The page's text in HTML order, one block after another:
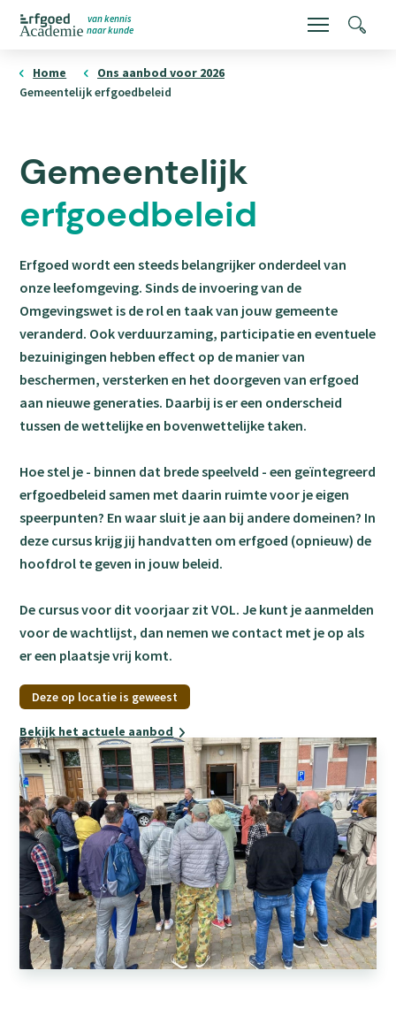
Overslaan
naar
de
homepage
van kennis
naar kunde
Menu
Home
Ons aanbod voor 2026
Gemeentelijk erfgoedbeleid
Gemeentelijk
erfgoedbeleid
Erfgoed wordt een steeds belangrijker onderdeel van
onze leefomgeving. Sinds de invoering van de
Omgevingswet is de rol en taak van jouw gemeente
veranderd. Ook verduurzaming, participatie en eventuele
bezuinigingen hebben effect op de manier van
beschermen, versterken en het doorgeven van erfgoed
aan nieuwe generaties. Daarbij is er een onderscheid
tussen de wettelijke en bovenwettelijke taken.
Hoe stel je - binnen dat brede speelveld - een geïntegreerd
erfgoedbeleid samen met daarin ruimte voor je eigen
speerpunten? En waar sluit je aan bij andere domeinen? In
deze cursus krijg jij handvatten om erfgoed (opnieuw) de
hoofdrol te geven in jouw beleid.
De cursus voor dit voorjaar zit VOL. Je kunt je aanmelden
voor de wachtlijst, dan nemen we contact met je op als
er een plaatsje vrij komt.
Deze op locatie is geweest
Bekijk het actuele aanbod